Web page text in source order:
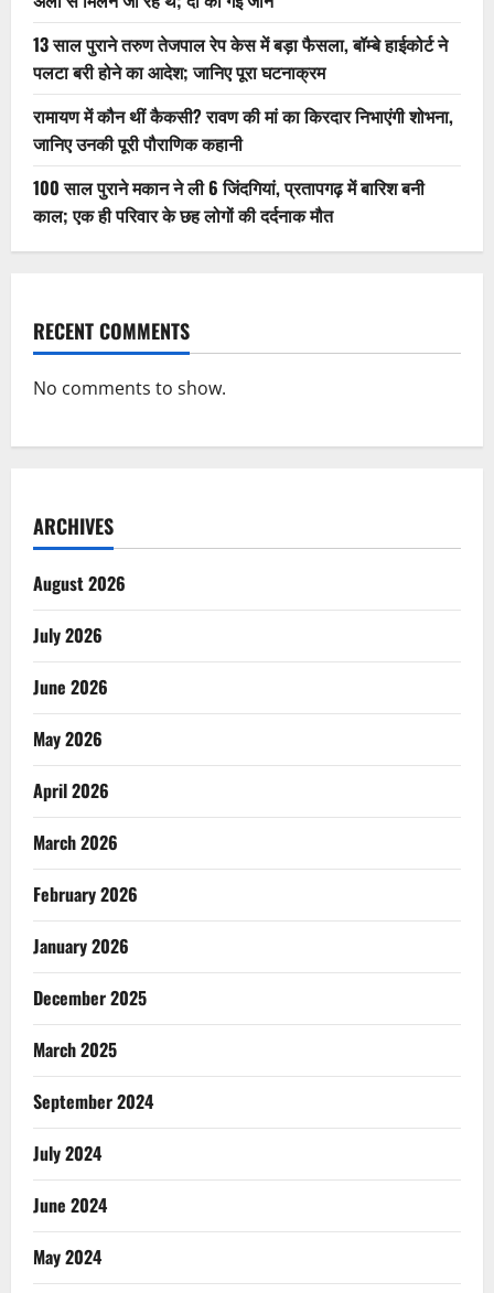
13 साल पुराने तरुण तेजपाल रेप केस में बड़ा फैसला, बॉम्बे हाईकोर्ट ने
पलटा बरी होने का आदेश; जानिए पूरा घटनाक्रम
रामायण में कौन थीं कैकसी? रावण की मां का किरदार निभाएंगी शोभना,
जानिए उनकी पूरी पौराणिक कहानी
100 साल पुराने मकान ने ली 6 जिंदगियां, प्रतापगढ़ में बारिश बनी
काल; एक ही परिवार के छह लोगों की दर्दनाक मौत
RECENT COMMENTS
No comments to show.
ARCHIVES
August 2026
July 2026
June 2026
May 2026
April 2026
March 2026
February 2026
January 2026
December 2025
March 2025
September 2024
July 2024
June 2024
May 2024